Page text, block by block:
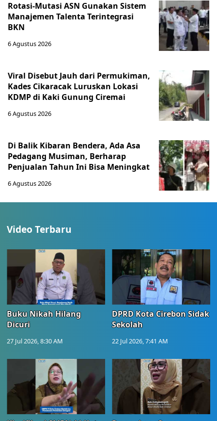
Rotasi-Mutasi ASN Gunakan Sistem
Manajemen Talenta Terintegrasi
BKN
6 Agustus 2026
Viral Disebut Jauh dari Permukiman,
Kades Cikaracak Luruskan Lokasi
KDMP di Kaki Gunung Ciremai
6 Agustus 2026
Di Balik Kibaran Bendera, Ada Asa
Pedagang Musiman, Berharap
Penjualan Tahun Ini Bisa Meningkat
6 Agustus 2026
Video Terbaru
Buku Nikah Hilang
Dicuri
27 Jul 2026, 8:30 AM
DPRD Kota Cirebon Sidak
Sekolah
22 Jul 2026, 7:41 AM